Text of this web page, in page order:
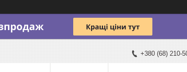
+380 (68) 210-